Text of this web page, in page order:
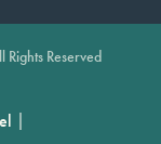
Reserved
|